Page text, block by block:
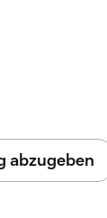
or
abzugeben